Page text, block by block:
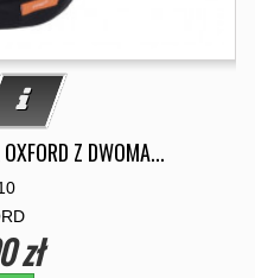
Z DWOMA...
zł